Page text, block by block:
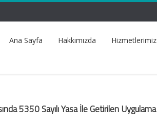
Ana Sayfa Hakkımızda Hizmetlerimiz
5350 Sayılı Yasa İle Getirilen Uygulama